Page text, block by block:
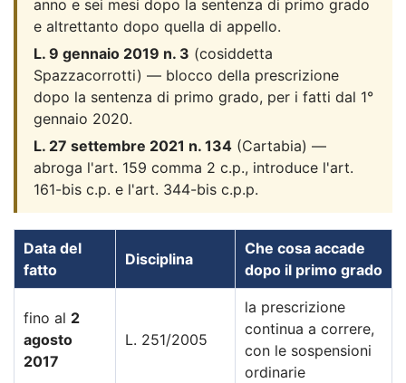
anno e sei mesi dopo la sentenza di primo grado
e altrettanto dopo quella di appello.
L. 9 gennaio 2019 n. 3 (cosiddetta
Spazzacorrotti) — blocco della prescrizione
dopo la sentenza di primo grado, per i fatti dal 1°
gennaio 2020.
L. 27 settembre 2021 n. 134 (Cartabia) —
abroga l'art. 159 comma 2 c.p., introduce l'art.
161-bis c.p. e l'art. 344-bis c.p.p.
Data del
fatto
Disciplina
Che cosa accade
dopo il primo grado
fino al 2
agosto
2017
L. 251/2005
la prescrizione
continua a correre,
con le sospensioni
ordinarie